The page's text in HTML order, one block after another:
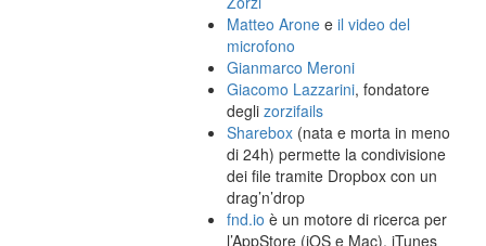
Matteo Arone eil video del
microfono
Gianmarco Meroni
Giacomo Lazzarini, fondatore
deglizorzifails
Sharebox (nata e morta in meno
di 24h) permette la condivisione
dei file tramite Dropbox con un
drag’n’drop
fnd.io è un motore di ricerca per
l’AppStore (iOS e Mac), iTunes